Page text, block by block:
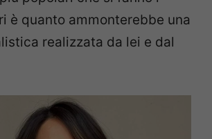
è quanto ammonterebbe una
realizzata da lei e dal